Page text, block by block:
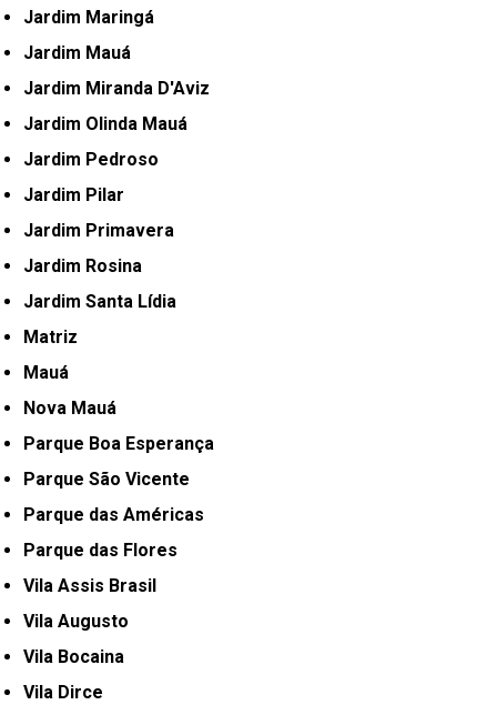
Jardim Maringá
Jardim Mauá
Jardim Miranda D'Aviz
Jardim Olinda Mauá
Jardim Pedroso
Jardim Pilar
Jardim Primavera
Jardim Rosina
Jardim Santa Lídia
Matriz
Mauá
Nova Mauá
Parque Boa Esperança
Parque São Vicente
Parque das Américas
Parque das Flores
Vila Assis Brasil
Vila Augusto
Vila Bocaina
Vila Dirce